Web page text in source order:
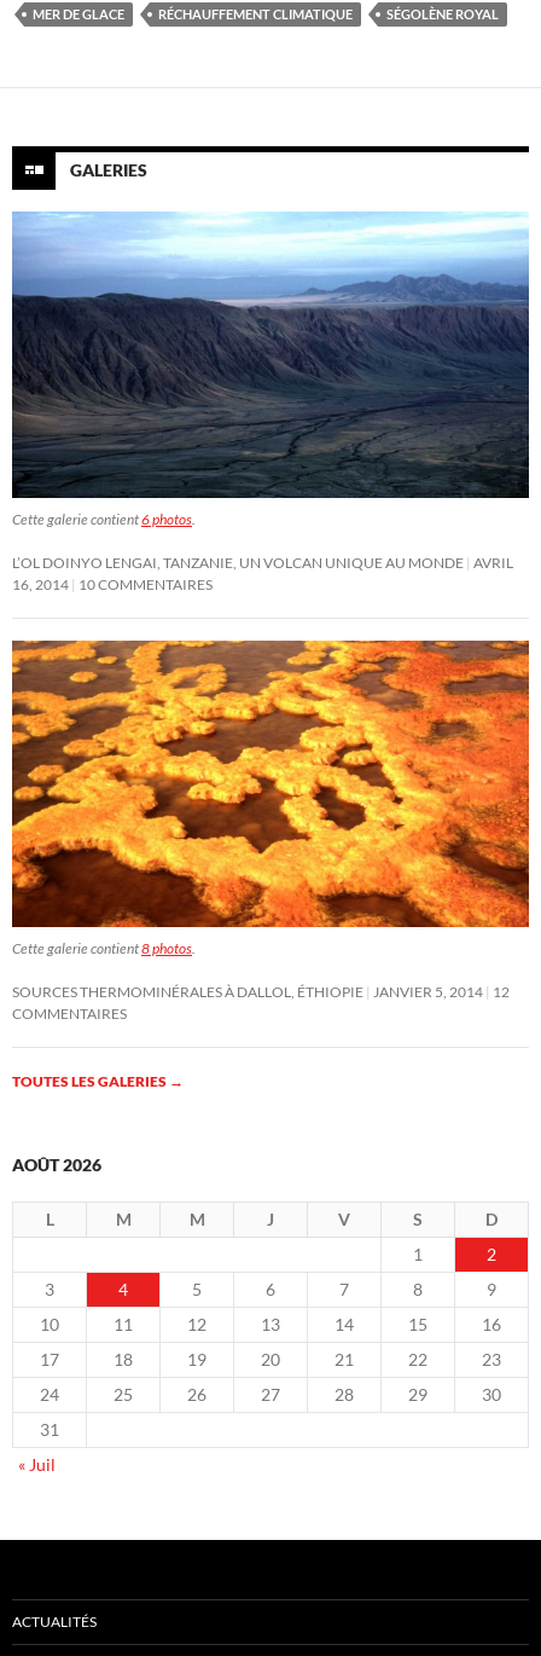
MER DE GLACE
RÉCHAUFFEMENT CLIMATIQUE SÉGOLÈNE ROYAL
GALERIES
Cette galerie contient6 photos.
L’OL DOINYO LENGAI, TANZANIE, UN VOLCAN UNIQUE AU MONDE AVRIL
16, 2014 10 COMMENTAIRES
Cette galerie contient8 photos.
SOURCES THERMOMINÉRALES À DALLOL, ÉTHIOPIE JANVIER 5, 2014 12
COMMENTAIRES
TOUTES LES GALERIES →
AOÛT 2026
L M M J V S
D
1
2
3
4 5 6 7 8
9
10
11 12 13 14 15
16
17
18 19 20 21 22
23
24
25 26 27 28 29
30
31
« Juil
ACTUALITÉS